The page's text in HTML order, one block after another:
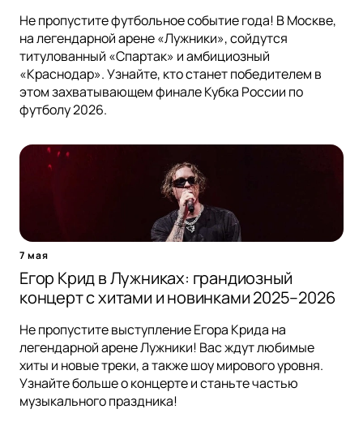
Не пропустите футбольное событие года! В Москве,
на легендарной арене «Лужники», сойдутся
титулованный «Спартак» и амбициозный
«Краснодар». Узнайте, кто станет победителем в
этом захватывающем финале Кубка России по
футболу 2026.
7 мая
Егор Крид в Лужниках: грандиозный
концерт с хитами и новинками 2025–2026
Не пропустите выступление Егора Крида на
легендарной арене Лужники! Вас ждут любимые
хиты и новые треки, а также шоу мирового уровня.
Узнайте больше о концерте и станьте частью
музыкального праздника!